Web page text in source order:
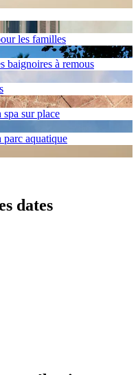
les familles
baignoires à remous
spa sur place
parc aquatique
dates